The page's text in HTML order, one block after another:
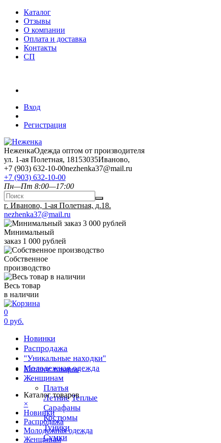
Каталог
Отзывы
О компании
Оплата и доставка
Контакты
СП
Вход
Регистрация
НеженкаОдежда оптом от производителя
ул. 1-ая Полетная, 18153035Иваново,
+7 (903) 632-10-00nezhenka37@mail.ru
+7 (903) 632-10-00
Пн—Пт 8:00—17:00
г. Иваново, 1-ая Полетная, д.18.
nezhenka37@mail.ru
Минимальный
заказ 1 000 рублей
Собственное
производство
Весь товар
в наличии
0
0 руб.
Новинки
Распродажа
"Уникальные находки"
Молодежная одежда
Женщинам
Платья
Летние Теплые
Сарафаны
Костюмы
Туники
Сумки
Каталог товаров
Каталог товаров
×
Новинки
Распродажа
Молодежная одежда
Женщинам